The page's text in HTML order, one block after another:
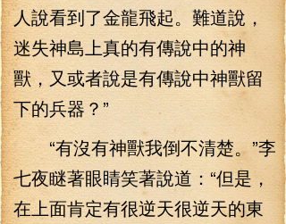
人說看到了金龍飛起。難道說，
迷失神島上真的有傳說中的神
獸，又或者說是有傳說中神獸留
下的兵器？”
“有沒有神獸我倒不清楚。”李
七夜瞇著眼睛笑著說道：“但是，
在上面肯定有很逆天很逆天的東